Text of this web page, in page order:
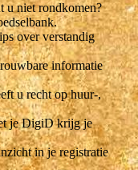
informatie
op huur-,
krijg je